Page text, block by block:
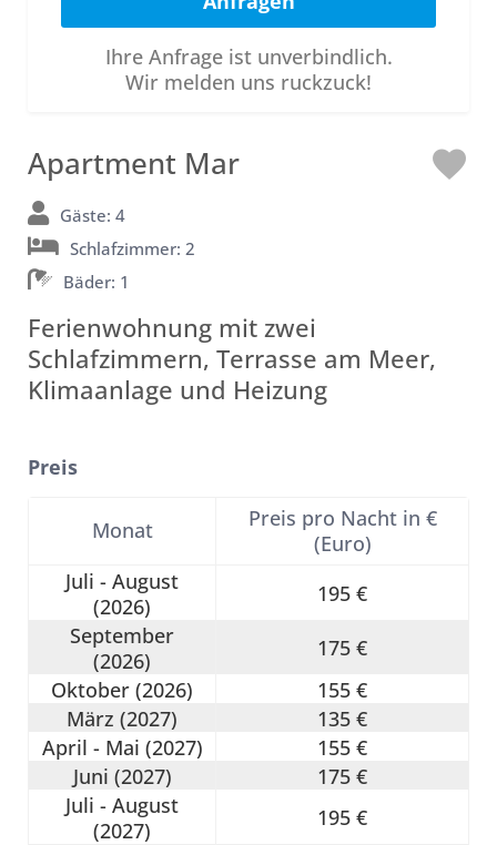
Ihre Anfrage ist unverbindlich.
Wir melden uns ruckzuck!
Apartment Mar
L
Gäste: 4
Schlafzimmer: 2
Bäder: 1
Ferienwohnung mit zwei
Schlafzimmern, Terrasse am Meer,
Klimaanlage und Heizung
Preis
Monat
Preis pro Nacht in €
(Euro)
Juli - August
(2026)
195 €
September
(2026)
175 €
Oktober (2026)
155 €
März (2027)
135 €
April - Mai (2027)
155 €
Juni (2027)
175 €
Juli - August
(2027)
195 €